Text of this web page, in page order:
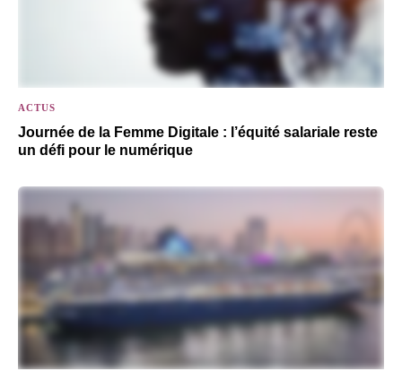
ACTUS
Journée de la Femme Digitale : l’équité salariale reste
un défi pour le numérique